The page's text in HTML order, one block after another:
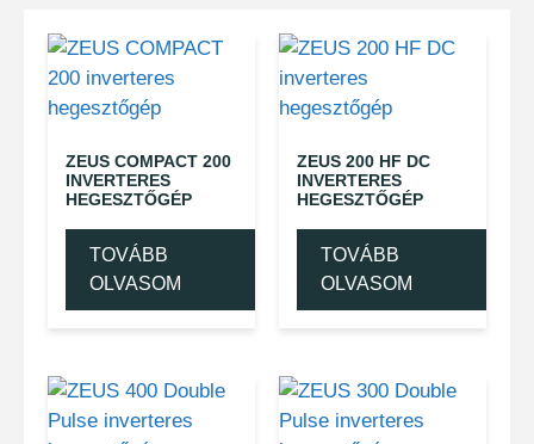
ZEUS COMPACT 200
INVERTERES
HEGESZTŐGÉP
TOVÁBB
OLVASOM
ZEUS 200 HF DC
INVERTERES
HEGESZTŐGÉP
TOVÁBB
OLVASOM